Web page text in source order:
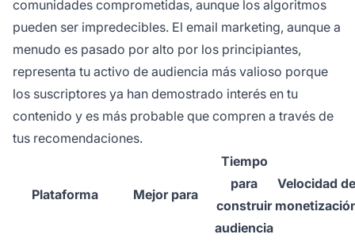
comunidades comprometidas, aunque los algoritmos
pueden ser impredecibles. El email marketing, aunque a
menudo es pasado por alto por los principiantes,
representa tu activo de audiencia más valioso porque
los suscriptores ya han demostrado interés en tu
contenido y es más probable que compren a través de
tus recomendaciones.
Plataforma Mejor para
Tiempo
para
construir
audiencia
Velocidad de